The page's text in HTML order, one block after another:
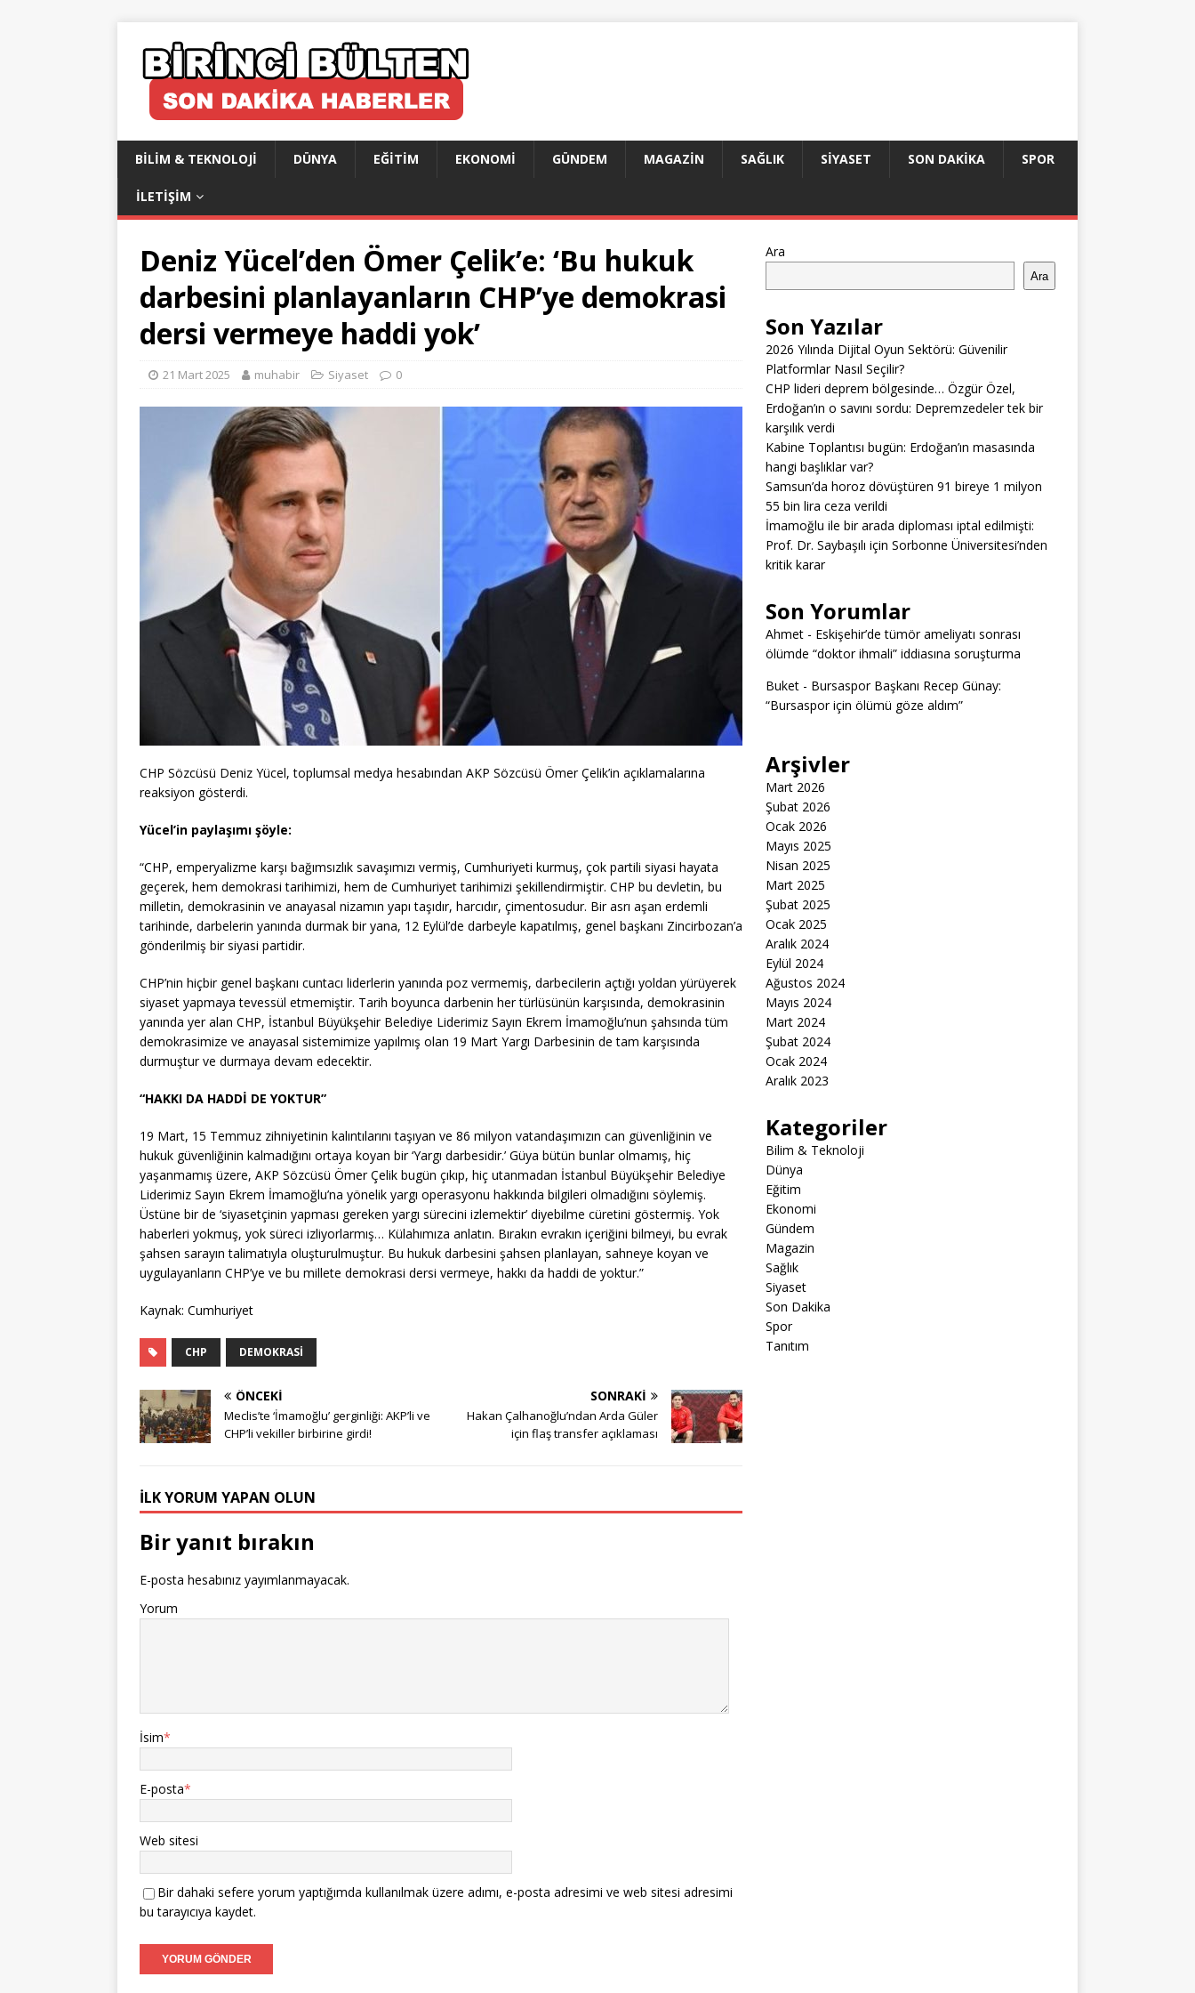
BILIM & TEKNOLOJI DÜNYA EĞITIM EKONOMI GÜNDEM MAGAZIN SAĞLIK SIYASET SON DAKIKA SPOR
İLETIŞIM
Deniz Yücel’den Ömer Çelik’e: ‘Bu hukuk
darbesini planlayanların CHP’ye demokrasi
dersi vermeye haddi yok’
21 Mart 2025 muhabir Siyaset 0
CHP Sözcüsü Deniz Yücel, toplumsal medya hesabından AKP Sözcüsü Ömer Çelik’in açıklamalarına
reaksiyon gösterdi.
Yücel’in paylaşımı şöyle:
“CHP, emperyalizme karşı bağımsızlık savaşımızı vermiş, Cumhuriyeti kurmuş, çok partili siyasi hayata
geçerek, hem demokrasi tarihimizi, hem de Cumhuriyet tarihimizi şekillendirmiştir. CHP bu devletin, bu
milletin, demokrasinin ve anayasal nizamın yapı taşıdır, harcıdır, çimentosudur. Bir asrı aşan erdemli
tarihinde, darbelerin yanında durmak bir yana, 12 Eylül’de darbeyle kapatılmış, genel başkanı Zincirbozan’a
gönderilmiş bir siyasi partidir.
CHP’nin hiçbir genel başkanı cuntacı liderlerin yanında poz vermemiş, darbecilerin açtığı yoldan yürüyerek
siyaset yapmaya tevessül etmemiştir. Tarih boyunca darbenin her türlüsünün karşısında, demokrasinin
yanında yer alan CHP, İstanbul Büyükşehir Belediye Liderimiz Sayın Ekrem İmamoğlu’nun şahsında tüm
demokrasimize ve anayasal sistemimize yapılmış olan 19 Mart Yargı Darbesinin de tam karşısında
durmuştur ve durmaya devam edecektir.
“HAKKI DA HADDİ DE YOKTUR”
19 Mart, 15 Temmuz zihniyetinin kalıntılarını taşıyan ve 86 milyon vatandaşımızın can güvenliğinin ve
hukuk güvenliğinin kalmadığını ortaya koyan bir ‘Yargı darbesidir.’ Güya bütün bunlar olmamış, hiç
yaşanmamış üzere, AKP Sözcüsü Ömer Çelik bugün çıkıp, hiç utanmadan İstanbul Büyükşehir Belediye
Liderimiz Sayın Ekrem İmamoğlu’na yönelik yargı operasyonu hakkında bilgileri olmadığını söylemiş.
Üstüne bir de ‘siyasetçinin yapması gereken yargı sürecini izlemektir’ diyebilme cüretini göstermiş. Yok
haberleri yokmuş, yok süreci izliyorlarmış… Külahımıza anlatın. Bırakın evrakın içeriğini bilmeyi, bu evrak
şahsen sarayın talimatıyla oluşturulmuştur. Bu hukuk darbesini şahsen planlayan, sahneye koyan ve
uygulayanların CHP’ye ve bu millete demokrasi dersi vermeye, hakkı da haddi de yoktur.”
Kaynak: Cumhuriyet
CHP DEMOKRASI
ÖNCEKI
Meclis’te ‘İmamoğlu’ gerginliği: AKP’li ve
CHP’li vekiller birbirine girdi!
SONRAKI
Hakan Çalhanoğlu’ndan Arda Güler
için flaş transfer açıklaması
İLK YORUM YAPAN OLUN
Bir yanıt bırakın
E-posta hesabınız yayımlanmayacak.
Yorum
İsim*
E-posta*
Web sitesi
Bir dahaki sefere yorum yaptığımda kullanılmak üzere adımı, e-posta adresimi ve web sitesi adresimi
bu tarayıcıya kaydet.
Ara
Ara
Son Yazılar
2026 Yılında Dijital Oyun Sektörü: Güvenilir
Platformlar Nasıl Seçilir?
CHP lideri deprem bölgesinde… Özgür Özel,
Erdoğan’ın o savını sordu: Depremzedeler tek bir
karşılık verdi
Kabine Toplantısı bugün: Erdoğan’ın masasında
hangi başlıklar var?
Samsun’da horoz dövüştüren 91 bireye 1 milyon
55 bin lira ceza verildi
İmamoğlu ile bir arada diploması iptal edilmişti:
Prof. Dr. Saybaşılı için Sorbonne Üniversitesi’nden
kritik karar
Son Yorumlar
Ahmet- Eskişehir’de tümör ameliyatı sonrası
ölümde “doktor ihmali” iddiasına soruşturma
Buket- Bursaspor Başkanı Recep Günay:
“Bursaspor için ölümü göze aldım”
Arşivler
Mart 2026
Şubat 2026
Ocak 2026
Mayıs 2025
Nisan 2025
Mart 2025
Şubat 2025
Ocak 2025
Aralık 2024
Eylül 2024
Ağustos 2024
Mayıs 2024
Mart 2024
Şubat 2024
Ocak 2024
Aralık 2023
Kategoriler
Bilim & Teknoloji
Dünya
Eğitim
Ekonomi
Gündem
Magazin
Sağlık
Siyaset
Son Dakika
Spor
Tanıtım